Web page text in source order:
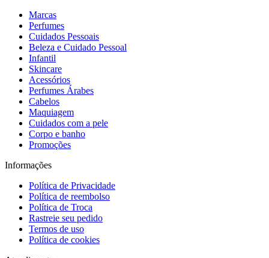
Marcas
Perfumes
Cuidados Pessoais
Beleza e Cuidado Pessoal
Infantil
Skincare
Acessórios
Perfumes Árabes
Cabelos
Maquiagem
Cuidados com a pele
Corpo e banho
Promoções
Informações
Política de Privacidade
Política de reembolso
Política de Troca
Rastreie seu pedido
Termos de uso
Política de cookies